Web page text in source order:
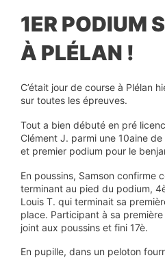
1ER PODIUM
À PLÉLAN !
C’était jour de course à Plélan
sur toutes les épreuves.
Tout a bien débuté en pré
Clément J. parmi une 10aine
et premier podium pour le
En poussins, Samson confirme
terminant au pied du podium,
Louis T. qui terminait sa
place. Participant à sa première
joint aux poussins et fini 17è.
En pupille, dans un peloton